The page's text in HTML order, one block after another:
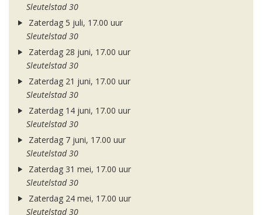
Sleutelstad 30
Zaterdag 5 juli, 17.00 uur
Sleutelstad 30
Zaterdag 28 juni, 17.00 uur
Sleutelstad 30
Zaterdag 21 juni, 17.00 uur
Sleutelstad 30
Zaterdag 14 juni, 17.00 uur
Sleutelstad 30
Zaterdag 7 juni, 17.00 uur
Sleutelstad 30
Zaterdag 31 mei, 17.00 uur
Sleutelstad 30
Zaterdag 24 mei, 17.00 uur
Sleutelstad 30